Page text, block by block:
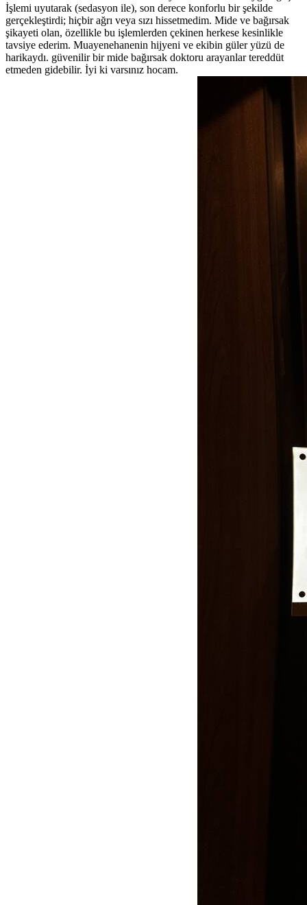
İşlemi uyutarak (sedasyon ile), son derece konforlu bir şekilde
gerçekleştirdi; hiçbir ağrı veya sızı hissetmedim. Mide ve bağırsak
şikayeti olan, özellikle bu işlemlerden çekinen herkese kesinlikle
tavsiye ederim. Muayenehanenin hijyeni ve ekibin güler yüzü de
harikaydı. güvenilir bir mide bağırsak doktoru arayanlar tereddüt
etmeden gidebilir. İyi ki varsınız hocam.